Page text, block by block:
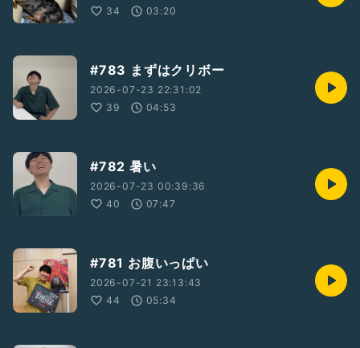
34
03:20
#783 まずはクリボー
2026-07-23 22:31:02
39
04:53
#782 暑い
2026-07-23 00:39:36
40
07:47
#781 お腹いっぱい
2026-07-21 23:13:43
44
05:34